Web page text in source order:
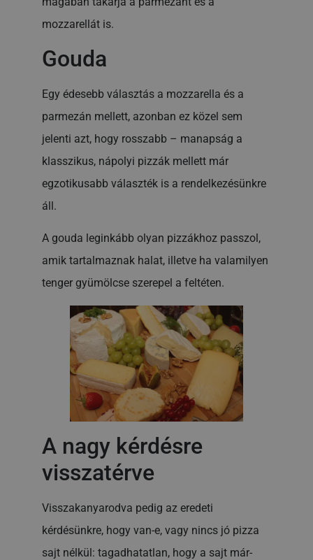
mozzarellát is.
Gouda
Egy édesebb választás a mozzarella és a
parmezán mellett, azonban ez közel sem
jelenti azt, hogy rosszabb – manapság a
klasszikus, nápolyi pizzák mellett már
egzotikusabb választék is a rendelkezésünkre
áll.
A gouda leginkább olyan pizzákhoz passzol,
amik tartalmaznak halat, illetve ha valamilyen
tenger gyümölcse szerepel a feltéten.
A nagy kérdésre
visszatérve
Visszakanyarodva pedig az eredeti
kérdésünkre, hogy van-e, vagy nincs jó pizza
sajt nélkül: tagadhatatlan, hogy a sajt már-